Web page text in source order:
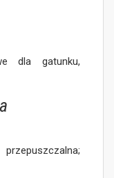
dla gatunku,